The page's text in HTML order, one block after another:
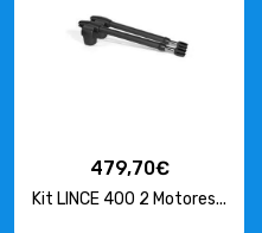
479,70€
Kit LINCE 400 2 Motores...